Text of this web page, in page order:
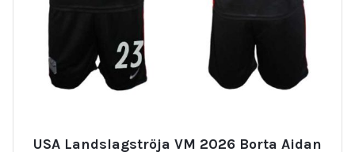
USA Landslagströja VM 2026 Borta Aidan